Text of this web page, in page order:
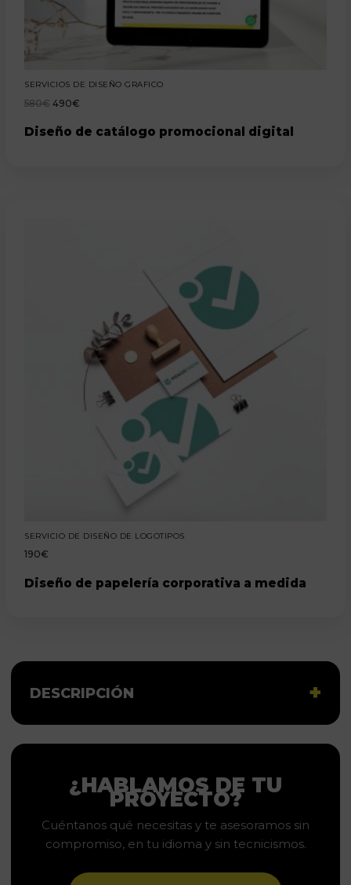
SERVICIOS DE DISEÑO GRAFICO
580€ 490€
Diseño de catálogo promocional digital
SERVICIO DE DISEÑO DE LOGOTIPOS
190€
Diseño de papelería corporativa a medida
DESCRIPCIÓN
¿HABLAMOS DE TU
PROYECTO?
Cuéntanos qué necesitas y te asesoramos sin
compromiso, en tu idioma y sin tecnicismos.